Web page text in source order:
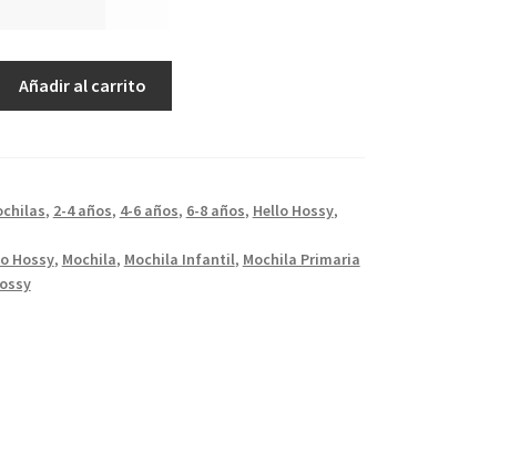
Añadir al carrito
, 2-4 años, 4-6 años, 6-8 años, Hello Hossy,
Hossy, Mochila, Mochila Infantil, Mochila Primaria